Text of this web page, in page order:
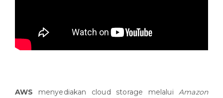
AWS menyediakan cloud storage melalui Amazon